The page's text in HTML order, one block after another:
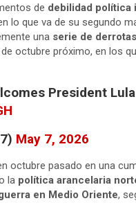
de debilidad política
lo que va de su segundo
una serie de
octubre próximo, en los
President
May 7, 2026
octubre pasado en una
la política arancelaria
en Medio Oriente,